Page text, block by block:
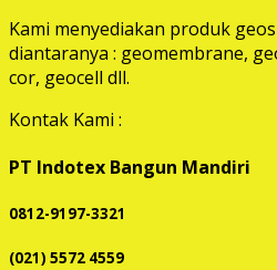
Kami menyediakan produk
diantaranya : geomembrane,
cor, geocell dll.
Kontak Kami :
PT Indotex Bangun Mandiri
0812-9197-3321
(021) 5572 4559